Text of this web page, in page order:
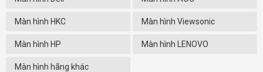
Màn hình HKC Màn hình Viewsonic
Màn hình HP Màn hình LENOVO
Màn hình hãng khác